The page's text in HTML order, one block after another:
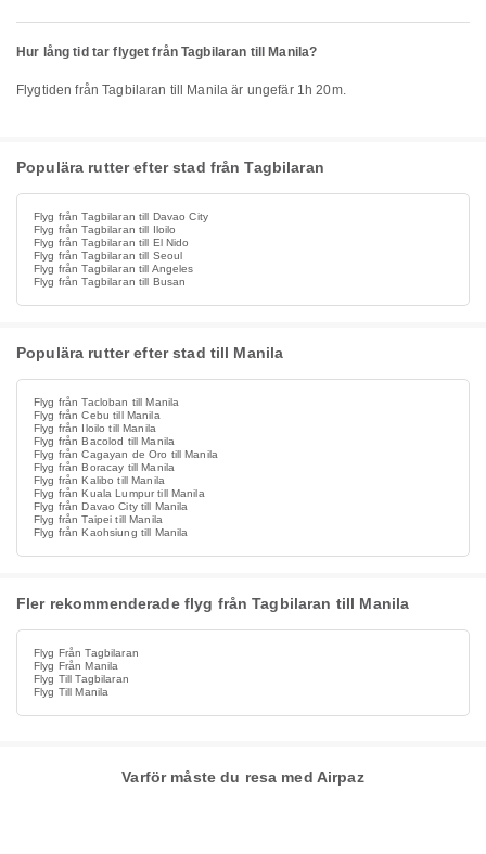
Hur lång tid tar flyget från Tagbilaran till Manila?
Flygtiden från Tagbilaran till Manila är ungefär 1h 20m.
Populära rutter efter stad från Tagbilaran
Flyg från Tagbilaran till Davao City
Flyg från Tagbilaran till Iloilo
Flyg från Tagbilaran till El Nido
Flyg från Tagbilaran till Seoul
Flyg från Tagbilaran till Angeles
Flyg från Tagbilaran till Busan
Populära rutter efter stad till Manila
Flyg från Tacloban till Manila
Flyg från Cebu till Manila
Flyg från Iloilo till Manila
Flyg från Bacolod till Manila
Flyg från Cagayan de Oro till Manila
Flyg från Boracay till Manila
Flyg från Kalibo till Manila
Flyg från Kuala Lumpur till Manila
Flyg från Davao City till Manila
Flyg från Taipei till Manila
Flyg från Kaohsiung till Manila
Fler rekommenderade flyg från Tagbilaran till Manila
Flyg Från Tagbilaran
Flyg Från Manila
Flyg Till Tagbilaran
Flyg Till Manila
Varför måste du resa med Airpaz